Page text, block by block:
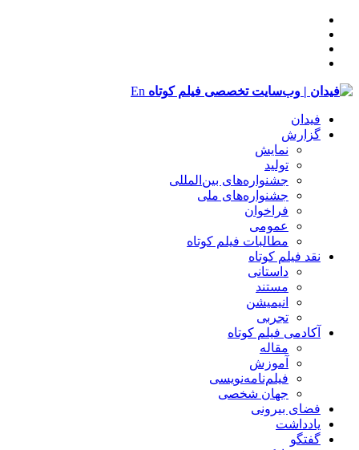
En
فیدان
گزارش
نمایش
تولید
‌‌جشنواره‌های بین‌المللی
جشنواره‌های ملی
فراخوان
عمومی
مطالبات فیلم کوتاه
نقد فیلم کوتاه
داستانی
مستند
انیمیشن
تجربی
آکادمی فیلم کوتاه
مقاله
آموزش
فیلم‌نامه‌نویسی
جهان شخصی
فضای بیرونی
یادداشت
گفتگو